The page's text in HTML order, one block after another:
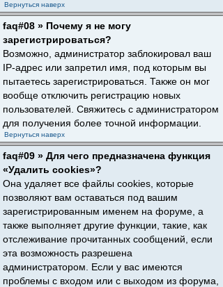
Вернуться наверх
faq#08 » Почему я не могу
зарегистрироваться?
Возможно, администратор заблокировал ваш
IP-адрес или запретил имя, под которым вы
пытаетесь зарегистрироваться. Также он мог
вообще отключить регистрацию новых
пользователей. Свяжитесь с администратором
для получения более точной информации.
Вернуться наверх
faq#09 » Для чего предназначена функция
«Удалить cookies»?
Она удаляет все файлы cookies, которые
позволяют вам оставаться под вашим
зарегистрированным именем на форуме, а
также выполняет другие функции, такие, как
отслеживание прочитанных сообщений, если
эта возможность разрешена
администратором. Если у вас имеются
проблемы с входом или с выходом из форума,